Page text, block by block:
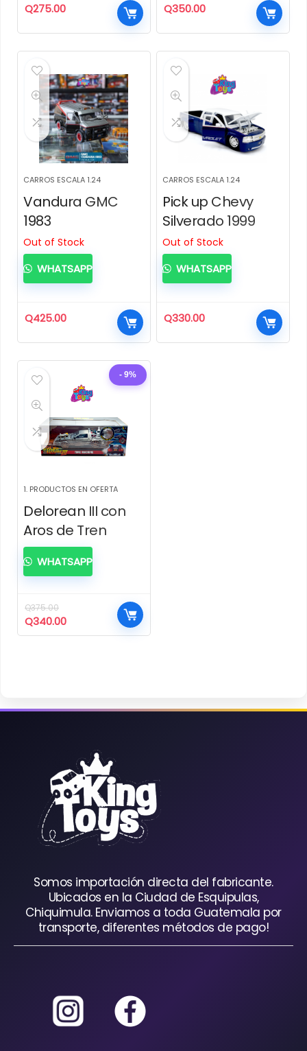
Q275.00 Q350.00
CARROS ESCALA 1.24
Vandura GMC
1983
Out of Stock
Q425.00
WHATSAPP
CARROS ESCALA 1.24
Pick up Chevy
Silverado 1999
Out of Stock
Q330.00
WHATSAPP
- 9%
1. PRODUCTOS EN OFERTA
Delorean III con
Aros de Tren
Q375.00
El
precio
Q340.00El
precio
WHATSAPP
Somos importación directa del fabricante.
Ubicados en la Ciudad de Esquipulas,
Chiquimula. Enviamos a toda Guatemala por
transporte, diferentes métodos de pago!